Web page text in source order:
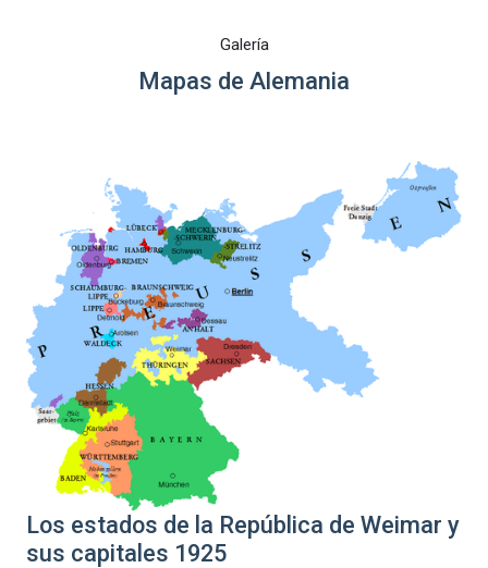
Galería
Mapas de Alemania
Los estados de la República de Weimar y
sus capitales 1925